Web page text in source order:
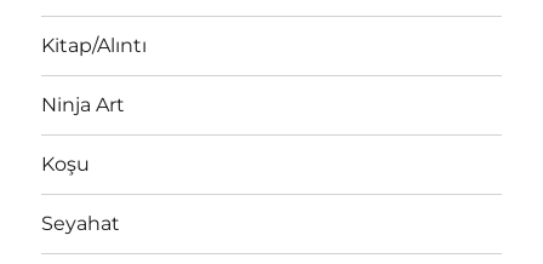
Kitap/Alıntı
Ninja Art
Koşu
Seyahat